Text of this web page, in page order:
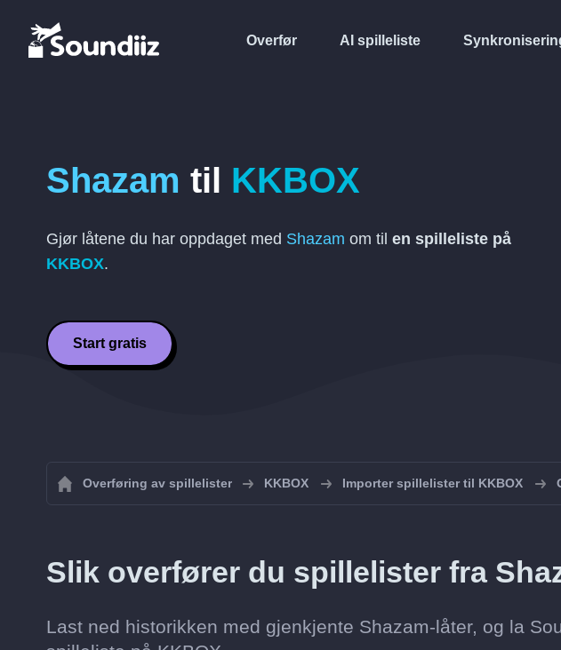
Overfør AI spilleliste
Shazam til KKBOX
Gjør låtene du har oppdaget med Shazam om til en spilleliste på
KKBOX.
Start gratis
Overføring av spillelister KKBOX Importer spillelister til KKBOX
Slik overfører du spillelister fra
Last ned historikken med gjenkjente Shazam-låter, og la